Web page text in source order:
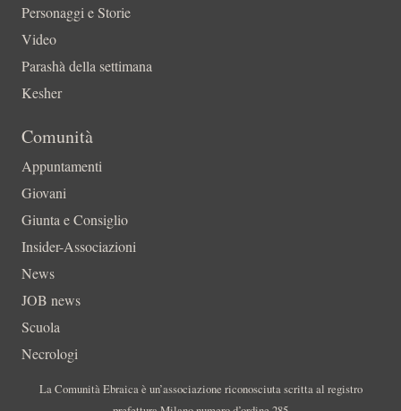
Personaggi e Storie
Video
Parashà della settimana
Kesher
Comunità
Appuntamenti
Giovani
Giunta e Consiglio
Insider-Associazioni
News
JOB news
Scuola
Necrologi
La Comunità Ebraica è un’associazione riconosciuta scritta al registro